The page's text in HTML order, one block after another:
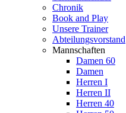
Chronik
Book and Play
Unsere Trainer
Abteilungsvorstand
Mannschaften
Damen 60
Damen
Herren I
Herren II
Herren 40